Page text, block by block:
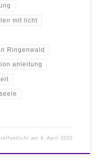
mit licht
Ringenwald
anleitung
am4. April 2020